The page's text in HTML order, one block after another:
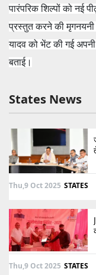
पारंपरिक शिल्पों को नई
प्रस्तुत करने की मृगनयनी
यादव को भेंट की गई
बताई।
States News
Thu,9 Oct 2025 STATES
Thu,9 Oct 2025 STATES